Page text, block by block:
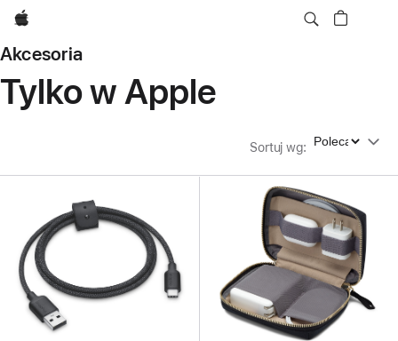
Apple
Akcesoria
Tylko w Apple
Sortuj wg: Sortuj wg